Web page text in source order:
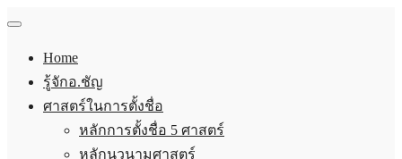
Home
รู้จักอ.ชัญ
ศาสตร์ในการตั้งชื่อ
หลักการตั้งชื่อ 5 ศาสตร์
หลักนวนามศาสตร์